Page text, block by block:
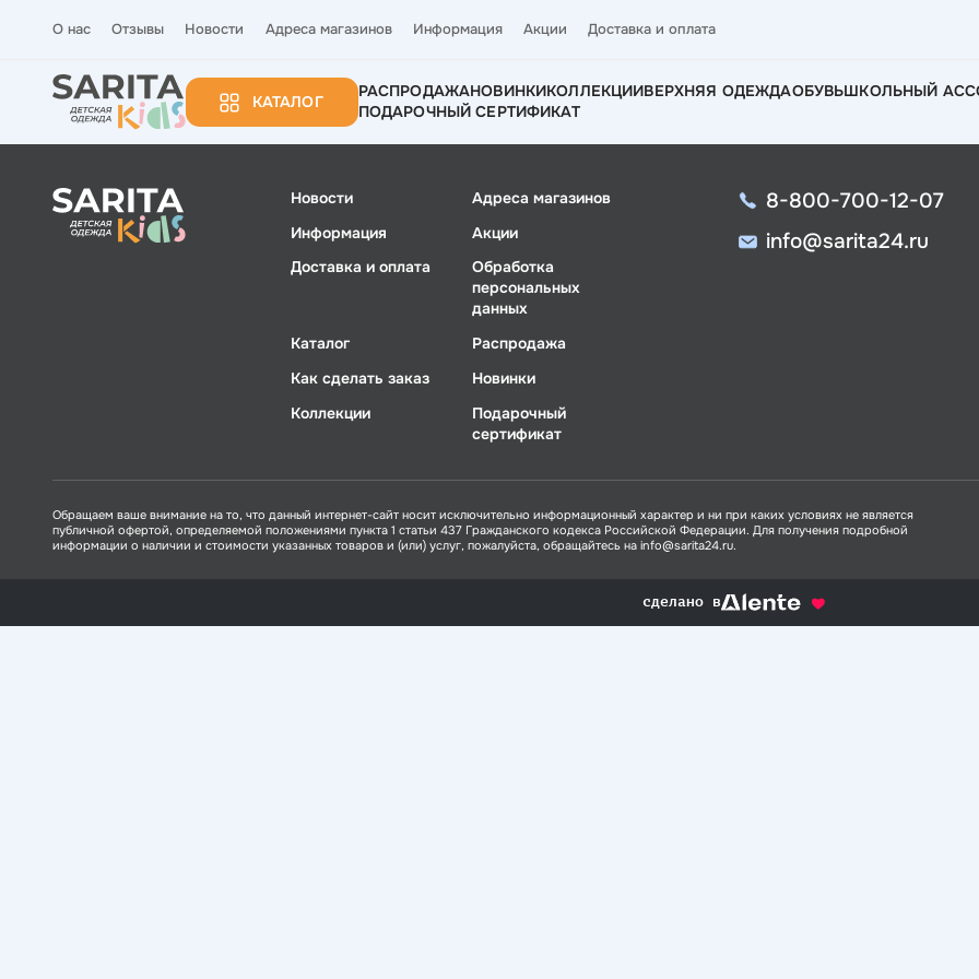
О нас Отзывы Новости Адреса магазинов Информация Акции Доставка и оплата
КАТАЛОГ
РАСПРОДАЖАНОВИНКИКОЛЛЕКЦИИВЕРХНЯЯ ОДЕЖДАОБУВЬШКОЛЬНЫЙ
ПОДАРОЧНЫЙ СЕРТИФИКАТ
Новости
Адреса магазинов
Информация
Акции
Доставка и оплата
Обработка
персональных
данных
Каталог
Распродажа
Как сделать заказ
Новинки
Коллекции
Подарочный
сертификат
8-800-700-12-07
info@sarita24.ru
Обращаем ваше внимание на то, что данный интернет-сайт носит исключительно информационный характер и ни при каких условиях не является
публичной офертой, определяемой положениями пункта 1 статьи 437 Гражданского кодекса Российской Федерации. Для получения подробной
информации о наличии и стоимости указанных товаров и (или) услуг, пожалуйста, обращайтесь на info@sarita24.ru.
сделано в alente